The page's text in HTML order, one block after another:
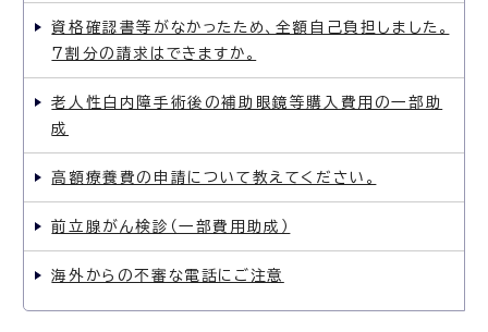
資格確認書等がなかったため、全額自己負担しました。
7割分の請求はできますか。
老人性白内障手術後の補助眼鏡等購入費用の一部助
成
高額療養費の申請について教えてください。
前立腺がん検診（一部費用助成）
海外からの不審な電話にご注意